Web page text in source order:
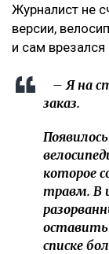
Журналист не
версии,
и сам
– Я на
заказ.
которое
травм. В
оставить
списке